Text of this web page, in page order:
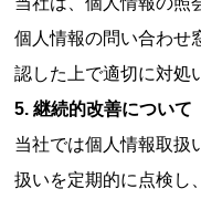
個人情報の問い合わせ
認した上で適切に対処
5. 継続的改善について
当社では個人情報取扱
扱いを定期的に点検し